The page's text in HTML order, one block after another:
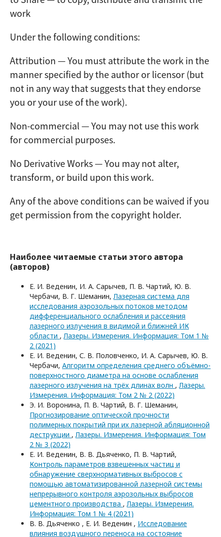
work
Under the following conditions:
Attribution — You must attribute the work in the
manner specified by the author or licensor (but
not in any way that suggests that they endorse
you or your use of the work).
Non-commercial — You may not use this work
for commercial purposes.
No Derivative Works — You may not alter,
transform, or build upon this work.
Any of the above conditions can be waived if you
get permission from the copyright holder.
Наиболее читаемые статьи этого автора
(авторов)
Е. И. Веденин, И. А. Сарычев, П. В. Чартий, Ю. В.
Чербачи, В. Г. Шеманин,Лазерная система для
иccледования аэрозольных потоков методом
дифференциального ослабления и рассеяния
лазерного излучения в видимой и ближней ИК
области ,Лазеры. Измерения. Информация: Том 1 №
2 (2021)
Е. И. Веденин, С. В. Половченко, И. А. Сарычев, Ю. В.
Чербачи, Алгоритм определения среднего объёмно-
поверхностного диаметра на основе ослабления
лазерного излучения на трёх длинах волн ,Лазеры.
Измерения. Информация: Том 2 № 2 (2022)
Э. И. Воронина, П. В. Чартий, В. Г. Шеманин,
Прогнозирование оптической прочности
полимерных покрытий при их лазерной абляционной
деструкции ,Лазеры. Измерения. Информация: Том
2 № 3 (2022)
Е. И. Веденин, В. В. Дьяченко, П. В. Чартий,
Контроль параметров взвешенных частиц и
обнаружение сверхнормативных выбросов с
помощью автоматизированной лазерной системы
непрерывного контроля аэрозольных выбросов
цементного производства ,Лазеры. Измерения.
Информация: Том 1 № 4 (2021)
В. В. Дьяченко , Е. И. Веденин , Иcследование
влияния воздушного переноса на состояние